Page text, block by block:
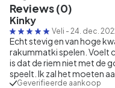
Reviews (0)
Kinky
Veli - 24. dec.
Echt stevig en van hoge
rakummatki spelen. Voelt
is dat de riem niet met de
speelt. Ik zal het moeten
Geverifieerde aankoop